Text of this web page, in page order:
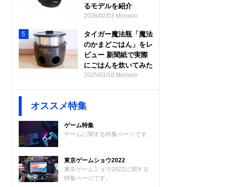
るモデルを紹介
2026/02/03 Moovoo
5
タイガー魔法瓶「魔法
のかまどごはん」をレ
ビュー 新聞紙で実際
にごはんを炊いてみた
2025/01/10 Moovoo
オススメ特集
ゲーム特集
ゲームに関する特集ページです。
東京ゲームショウ2022
東京ゲームショウ2022に関する
特集ページです。